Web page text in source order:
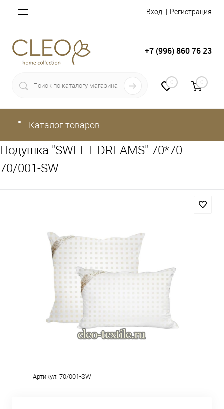
Вход Регистрация
+7 (996) 860 76 23
0 0
Каталог товаров
Подушка "SWEET DREAMS" 70*70
70/001-SW
Артикул: 70/001-SW